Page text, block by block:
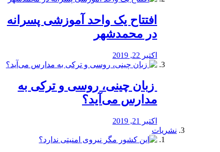
افتتاح یک واحد آموزشی پسرانه
در محمدشهر
اکتبر 22, 2019
️ زبان چینی، روسی و ترکی به
مدارس می‌آید؟
اکتبر 21, 2019
نشریات